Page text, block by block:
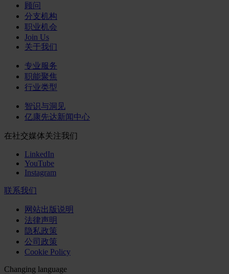
顾问
分支机构
职业机会
Join Us
关于我们
专业服务
职能聚焦
行业类型
智识与洞见
亿康先达新闻中心
在社交媒体关注我们
LinkedIn
YouTube
Instagram
联系我们
网站出版说明
法律声明
隐私政策
公司政策
Cookie Policy
Changing language